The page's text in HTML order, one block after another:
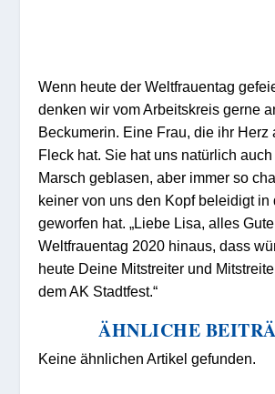
Wenn heute der Weltfrauentag
denken wir vom Arbeitskreis gerne
Beckumerin. Eine Frau, die ihr Herz
Fleck hat. Sie hat uns natürlich
Marsch geblasen, aber immer so
keiner von uns den Kopf beleidigt in
geworfen hat. „Liebe Lisa, alles
Weltfrauentag 2020 hinaus, dass
heute Deine Mitstreiter und
dem AK Stadtfest.“
ÄHNLICHE
Keine ähnlichen Artikel gefunden.